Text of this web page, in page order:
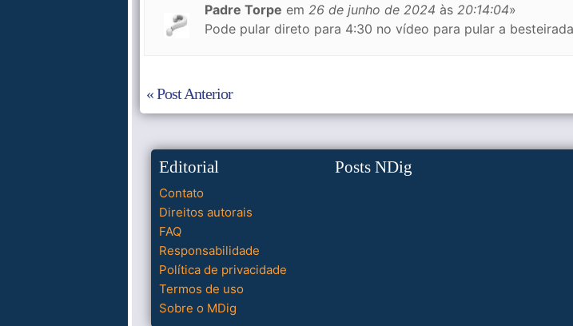
Padre Torpe em 26 de junho de 2024 às 20:14:04»
Pode pular direto para 4:30 no vídeo para pular a
« Post Anterior
Editorial
Contato
Direitos autorais
FAQ
Responsabilidade
Política de privacidade
Termos de uso
Sobre o MDig
Posts NDig